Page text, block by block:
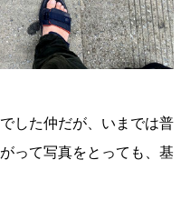
した仲だが、いまでは普
って写真をとっても、基